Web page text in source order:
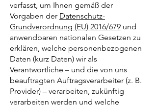
verfasst, um Ihnen gemäß der
Vorgaben der Datenschutz-
Grundverordnung (EU) 2016/679 und
anwendbaren nationalen Gesetzen zu
erklären, welche personenbezogenen
Daten (kurz Daten) wir als
Verantwortliche – und die von uns
beauftragten Auftragsverarbeiter (z. B.
Provider) – verarbeiten, zukünftig
verarbeiten werden und welche